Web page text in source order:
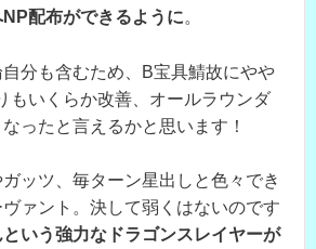
配布ができるように。
分も含むため、B宝具鯖故にやや
もいくらか改善、オールラウンダ
ったと言えるかと思います！
ッツ、毎ターン星出しと色々でき
ァント。決して弱くはないのです
いう強力なドラゴンスレイヤーが